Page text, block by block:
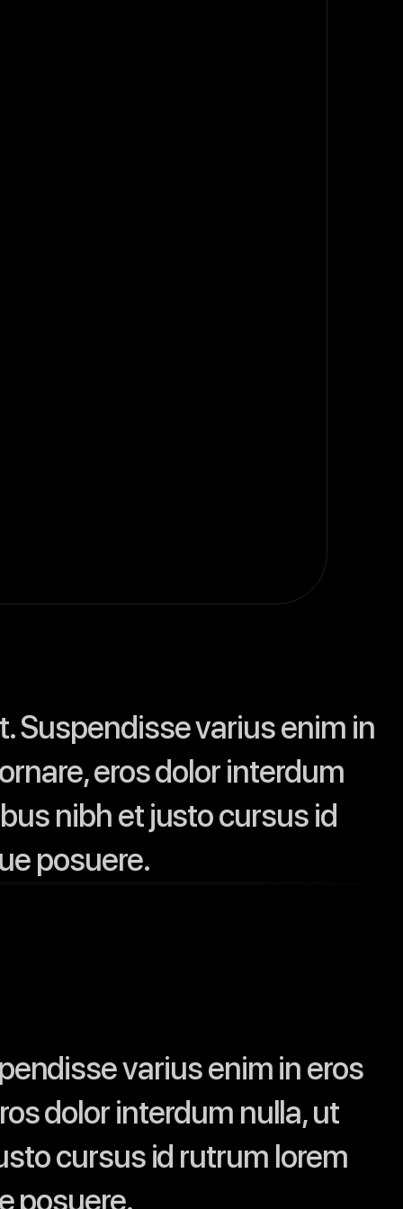
Suspendisse varius enim in
eros dolor interdum
nibh et justo cursus id
posuere.
varius enim in eros
dolor interdum nulla, ut
cursus id rutrum lorem
posuere.